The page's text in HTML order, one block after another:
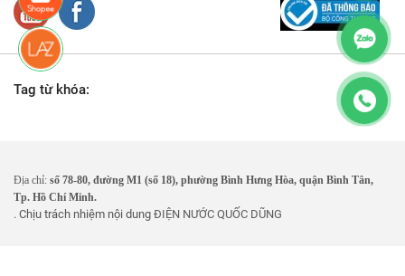
Tag từ khóa:
Địa chỉ: số 78-80, đường M1 (số 18), phường Bình Hưng Hòa, quận Bình Tân,
Tp. Hồ Chí Minh.
. Chịu trách nhiệm nội dung ĐIỆN NƯỚC QUỐC DŨNG